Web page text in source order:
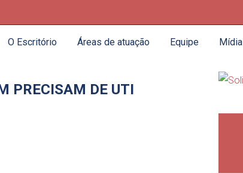
O Escritório Áreas de atuação Equipe Mídia
PRECISAM DE UTI